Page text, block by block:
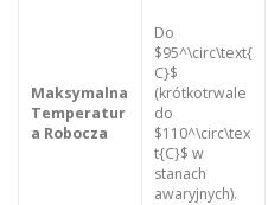
Maksymalna
Temperatur
a Robocza
Do
$95^\circ\text{
C}$
(krótkotrwale
do
$110^\circ\tex
t{C}$ w
stanach
awaryjnych).